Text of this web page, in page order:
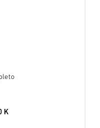
K